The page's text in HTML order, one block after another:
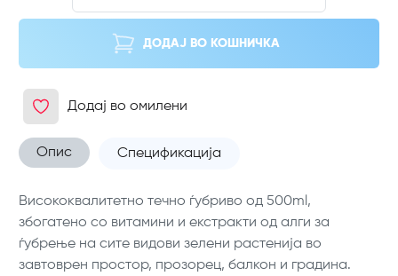
ДОДАЈ ВО КОШНИЧКА
Додај во омилени
Опис Спецификација
Висококвалитетно течно ѓубриво од 500ml,
збогатено со витамини и екстракти од алги за
ѓубрење на сите видови зелени растенија во
завтоврен простор, прозорец, балкон и градина.